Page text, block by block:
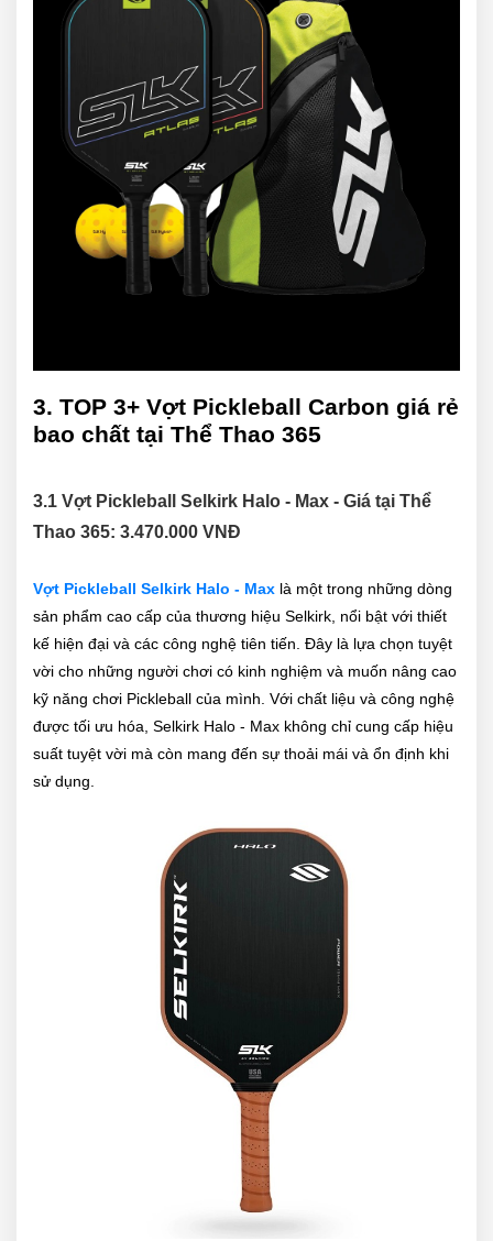
3. TOP 3+ Vợt Pickleball Carbon giá rẻ
bao chất tại Thể Thao 365
3.1 Vợt Pickleball Selkirk Halo - Max - Giá tại Thể
Thao 365: 3.470.000 VNĐ
Vợt Pickleball Selkirk Halo - Max là một trong những dòng
sản phẩm cao cấp của thương hiệu Selkirk, nổi bật với thiết
kế hiện đại và các công nghệ tiên tiến. Đây là lựa chọn tuyệt
vời cho những người chơi có kinh nghiệm và muốn nâng cao
kỹ năng chơi Pickleball của mình. Với chất liệu và công nghệ
được tối ưu hóa, Selkirk Halo - Max không chỉ cung cấp hiệu
suất tuyệt vời mà còn mang đến sự thoải mái và ổn định khi
sử dụng.